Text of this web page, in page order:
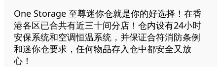
One Storage 至尊迷你仓就是你的好选择！在香
港各区已合共有近三十间分店！仓内设有24小时
安保系统和空调恒温系统，并保证合符消防条例
和迷你仓要求，任何物品存入仓中都安全又放
心！